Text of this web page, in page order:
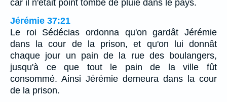
car il n'était point tombé de pluie dans le pays.
Jérémie 37:21
Le roi Sédécias ordonna qu'on gardât Jérémie
dans la cour de la prison, et qu'on lui donnât
chaque jour un pain de la rue des boulangers,
jusqu'à ce que tout le pain de la ville fût
consommé. Ainsi Jérémie demeura dans la cour
de la prison.